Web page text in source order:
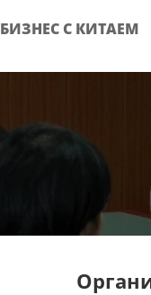
БИЗНЕС С КИТАЕМ